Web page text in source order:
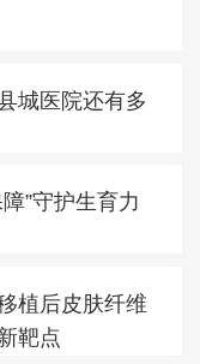
城医院还有多
”守护生育力
植后皮肤纤维
靶点